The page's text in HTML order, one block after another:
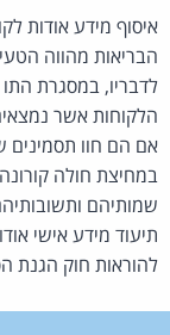
איסוף מידע אודות
הבריאות מהווה
לדבריו, במסגרת
הלקוחות אשר
במחיצת חולה
שמותיהם
תיעוד מידע אישי
להוראות חוק הגנת